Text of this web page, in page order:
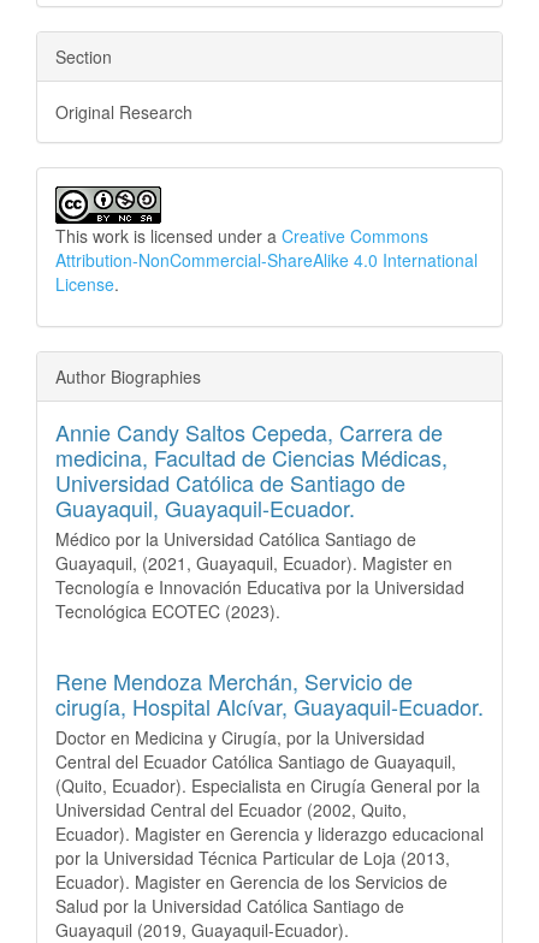
Section
Original Research
This work is licensed under a Creative Commons
Attribution-NonCommercial-ShareAlike 4.0 International
License.
Author Biographies
Annie Candy Saltos Cepeda, Carrera de
medicina, Facultad de Ciencias Médicas,
Universidad Católica de Santiago de
Guayaquil, Guayaquil-Ecuador.
Médico por la Universidad Católica Santiago de
Guayaquil, (2021, Guayaquil, Ecuador). Magister en
Tecnología e Innovación Educativa por la Universidad
Tecnológica ECOTEC (2023).
Rene Mendoza Merchán, Servicio de
cirugía, Hospital Alcívar, Guayaquil-Ecuador.
Doctor en Medicina y Cirugía, por la Universidad
Central del Ecuador Católica Santiago de Guayaquil,
(Quito, Ecuador). Especialista en Cirugía General por la
Universidad Central del Ecuador (2002, Quito,
Ecuador). Magister en Gerencia y liderazgo educacional
por la Universidad Técnica Particular de Loja (2013,
Ecuador). Magister en Gerencia de los Servicios de
Salud por la Universidad Católica Santiago de
Guayaquil (2019, Guayaquil-Ecuador).